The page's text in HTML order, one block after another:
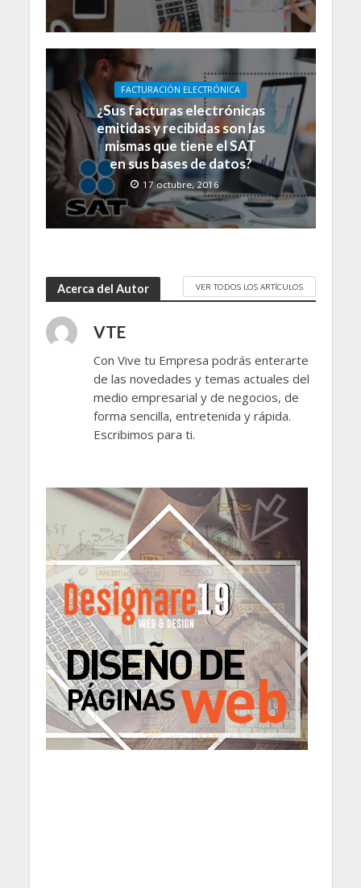
FACTURACIÓN ELECTRÓNICA
¿Sus facturas electrónicas
emitidas y recibidas son las
mismas que tiene el SAT
en sus bases de datos?
17 octubre, 2016
Acerca del Autor VER TODOS LOS ARTÍCULOS
VTE
Con Vive tu Empresa podrás enterarte
de las novedades y temas actuales del
medio empresarial y de negocios, de
forma sencilla, entretenida y rápida.
Escribimos para ti.